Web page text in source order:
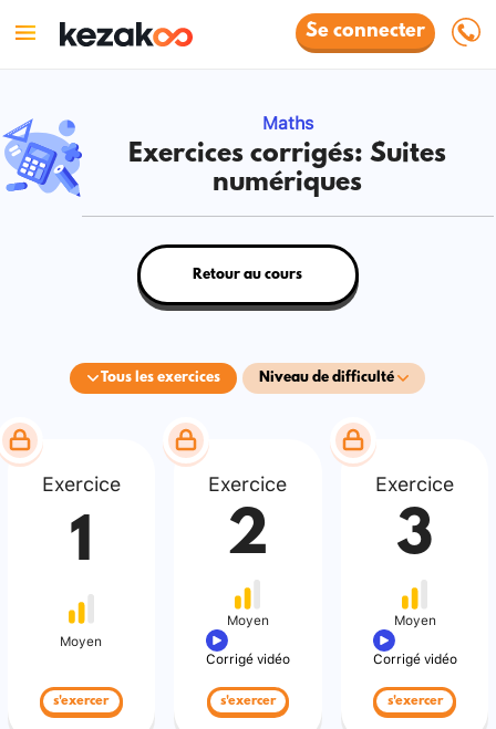
Se connecter
Maths
Exercices corrigés: Suites
numériques
Tous les exercices Niveau de difficulté
Retour au cours
Exercice
1
Moyen
s'exercer
Exercice
2
Moyen
Corrigé vidéo
s'exercer
Exercice
3
Moyen
Corrigé vidéo
s'exercer